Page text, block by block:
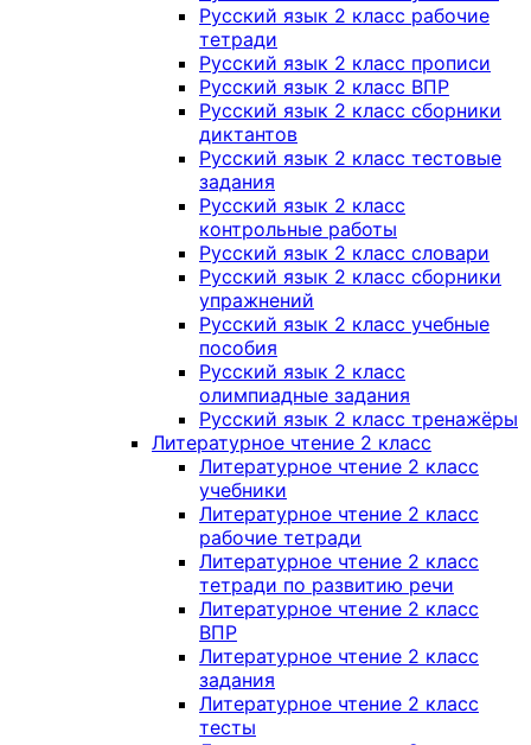
Русский язык 2 класс рабочие
тетради
Русский язык 2 класс прописи
Русский язык 2 класс ВПР
Русский язык 2 класс сборники
диктантов
Русский язык 2 класс тестовые
задания
Русский язык 2 класс
контрольные работы
Русский язык 2 класс словари
Русский язык 2 класс сборники
упражнений
Русский язык 2 класс учебные
пособия
Русский язык 2 класс
олимпиадные задания
Русский язык 2 класс тренажёры
Литературное чтение 2 класс
Литературное чтение 2 класс
учебники
Литературное чтение 2 класс
рабочие тетради
Литературное чтение 2 класс
тетради по развитию речи
Литературное чтение 2 класс
ВПР
Литературное чтение 2 класс
задания
Литературное чтение 2 класс
тесты